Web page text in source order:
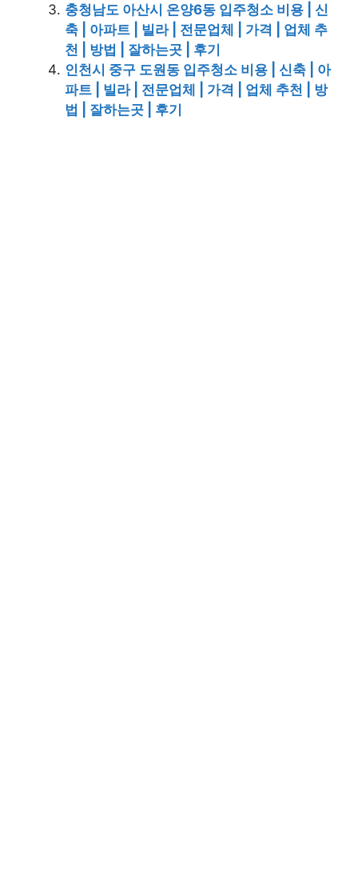
충청남도 아산시 온양6동 입주청소 비용 | 신
축 | 아파트 | 빌라 | 전문업체 | 가격 | 업체 추
천 | 방법 | 잘하는곳 | 후기
인천시 중구 도원동 입주청소 비용 | 신축 | 아
파트 | 빌라 | 전문업체 | 가격 | 업체 추천 | 방
법 | 잘하는곳 | 후기